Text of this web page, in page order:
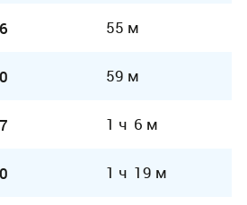
55 м
59 м
1 ч 6 м
1 ч 19 м